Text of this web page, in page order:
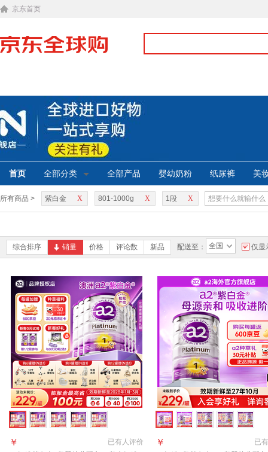
京东首页
首页 全部分类 全部产品 婴幼奶粉 纸尿裤 美
所有商品 > X
紫白金 X
801-1000g X
1段
综合排序 销量 价格 评论数 新品 配送至： 全国 仅显
已有人评价
￥ 已有
￥